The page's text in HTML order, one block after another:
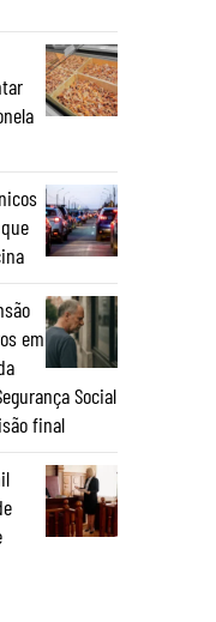
em
Social
final